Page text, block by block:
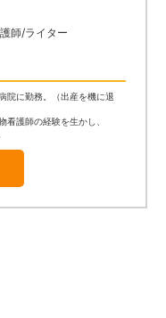
師/ライター
院に勤務。（出産を機に退
護師の経験を生かし、